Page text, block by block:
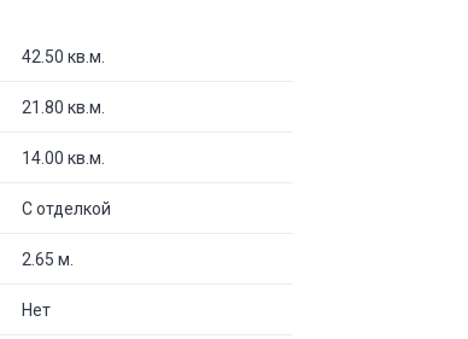
42.50 кв.м.
21.80 кв.м.
14.00 кв.м.
С отделкой
2.65 м.
Нет